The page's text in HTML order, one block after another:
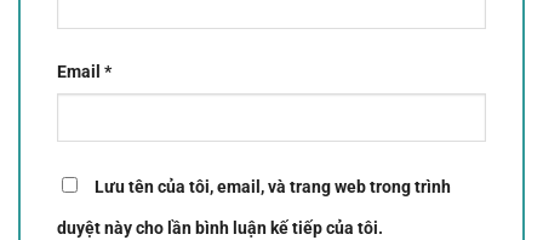
Email *
Lưu tên của tôi, email, và trang web trong trình
duyệt này cho lần bình luận kế tiếp của tôi.